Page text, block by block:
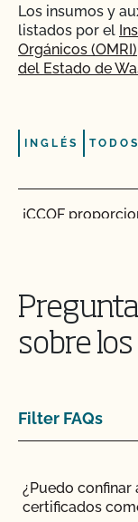
Los insumos y
listados por el
Orgánicos (OMRI)
del Estado de
INGLÉS TODOS
¡CCOF
¿Tengo que
CCOF?
¿La certificación
¿Realiza el
sobre
Filter FAQs
¿Puedo confinar
certificados